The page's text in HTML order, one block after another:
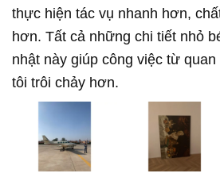
thực hiện tác vụ nhanh hơn,
hơn. Tất cả những chi tiết nhỏ
nhật này giúp công việc từ
tôi trôi chảy hơn.